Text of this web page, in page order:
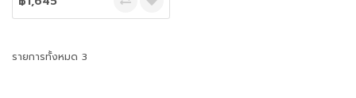
รายการทั้งหมด 3